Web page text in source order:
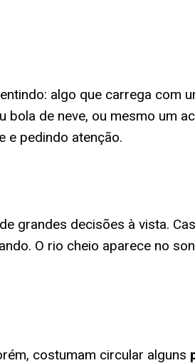
algo que carrega com
de neve, ou mesmo um
e pedindo atenção.
grandes decisões à vista.
O rio cheio aparece no
costumam circular alguns